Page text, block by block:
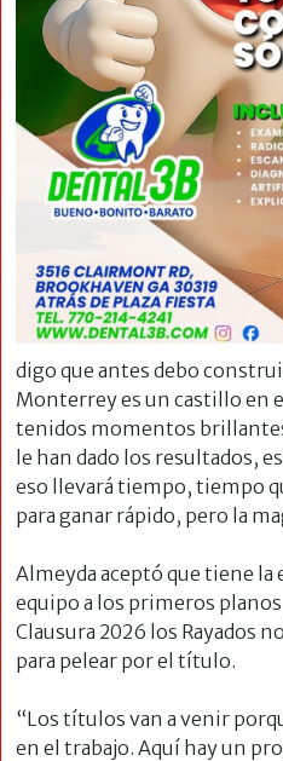
digo que antes debo
Monterrey es un castillo en
tenidos momentos
le han dado los resultados,
eso llevará tiempo, tiempo
para ganar rápido, pero la
Almeyda aceptó que tiene la
equipo a los primeros
Clausura 2026 los Rayados
para pelear por el título.
“Los títulos van a venir
en el trabajo. Aquí hay un